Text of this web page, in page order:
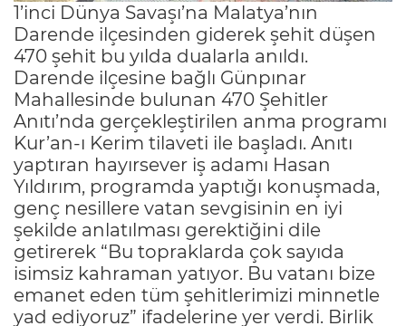
1’inci Dünya Savaşı’na Malatya’nın
Darende ilçesinden giderek şehit düşen
470 şehit bu yılda dualarla anıldı.
Darende ilçesine bağlı Günpınar
Mahallesinde bulunan 470 Şehitler
Anıtı’nda gerçekleştirilen anma programı
Kur’an-ı Kerim tilaveti ile başladı. Anıtı
yaptıran hayırsever iş adamı Hasan
Yıldırım, programda yaptığı konuşmada,
genç nesillere vatan sevgisinin en iyi
şekilde anlatılması gerektiğini dile
getirerek “Bu topraklarda çok sayıda
isimsiz kahraman yatıyor. Bu vatanı bize
emanet eden tüm şehitlerimizi minnetle
yad ediyoruz” ifadelerine yer verdi. Birlik